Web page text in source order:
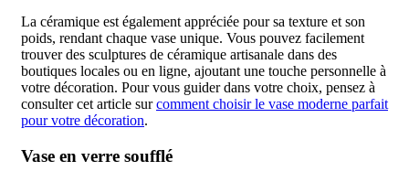
La céramique est également appréciée pour sa texture et son
poids, rendant chaque vase unique. Vous pouvez facilement
trouver des sculptures de céramique artisanale dans des
boutiques locales ou en ligne, ajoutant une touche personnelle à
votre décoration. Pour vous guider dans votre choix, pensez à
consulter cet article surcomment choisir le vase moderne parfait
pour votre décoration.
Vase en verre soufflé